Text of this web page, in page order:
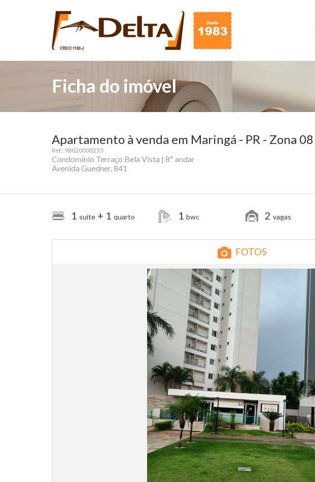
Ficha do imóvel
Apartamento à venda em Maringá - PR - Zona 08
Ref.: 98020000253
Condomínio Terraço Bela Vista | 8º andar
Avenida Guedner, 841
1 suíte + 1 quarto 1 bwc 2 vagas
FOTOS